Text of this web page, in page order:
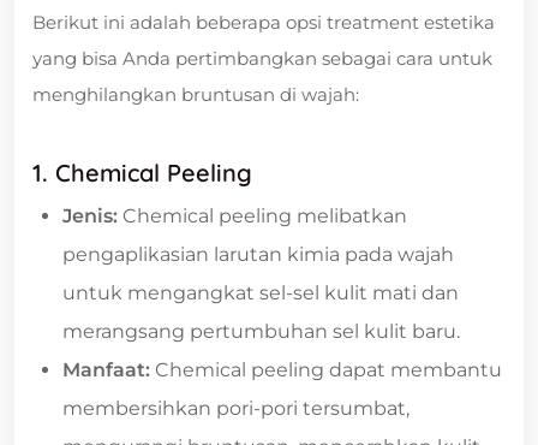
Berikut ini adalah beberapa opsi treatment estetika
yang bisa Anda pertimbangkan sebagai cara untuk
menghilangkan bruntusan di wajah:
1. Chemical Peeling
Jenis: Chemical peeling melibatkan
pengaplikasian larutan kimia pada wajah
untuk mengangkat sel-sel kulit mati dan
merangsang pertumbuhan sel kulit baru.
Manfaat: Chemical peeling dapat membantu
membersihkan pori-pori tersumbat,